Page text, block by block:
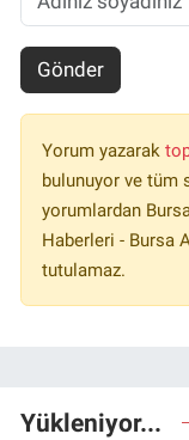
Gönder
Yorum yazarak
bulunuyor ve tüm
yorumlardan
Haberleri - Bursa
tutulamaz.
Yükleniyor...